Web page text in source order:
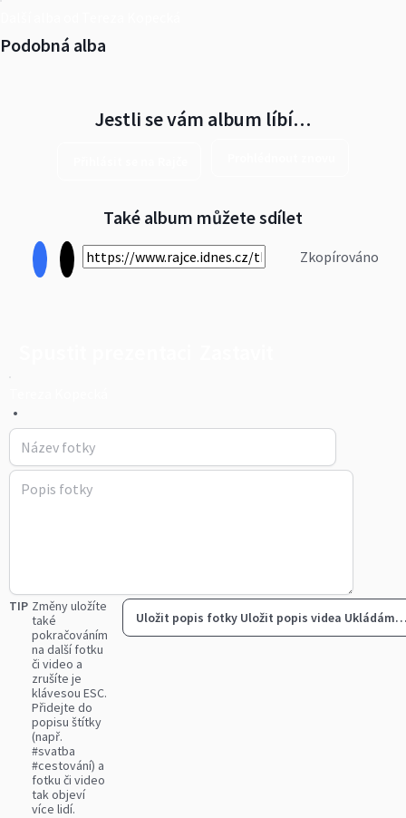
Podobná alba
Jestli se vám album líbí…
Také album můžete sdílet
Zkopírováno
•
TIP Změny uložíte
také
pokračováním
na další fotku
či video a
zrušíte je
klávesou ESC.
Přidejte do
popisu štítky
(např.
#svatba
#cestování) a
fotku či video
tak objeví
více lidí.
Uložit popis fotky Uložit popis videa